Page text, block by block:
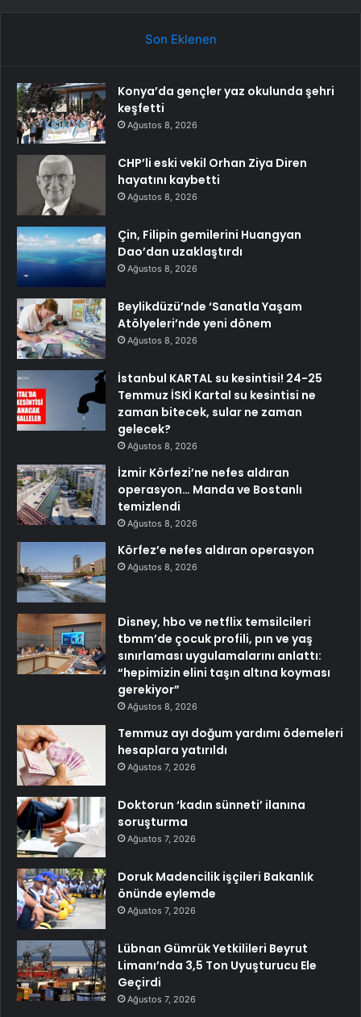
Son Eklenen
Konya’da gençler yaz okulunda şehri
keşfetti
Ağustos 8, 2026
CHP’li eski vekil Orhan Ziya Diren
hayatını kaybetti
Ağustos 8, 2026
Çin, Filipin gemilerini Huangyan
Dao’dan uzaklaştırdı
Ağustos 8, 2026
Beylikdüzü’nde ‘Sanatla Yaşam
Atölyeleri’nde yeni dönem
Ağustos 8, 2026
İstanbul KARTAL su kesintisi! 24-25
Temmuz İSKİ Kartal su kesintisi ne
zaman bitecek, sular ne zaman
gelecek?
Ağustos 8, 2026
İzmir Körfezi’ne nefes aldıran
operasyon… Manda ve Bostanlı
temizlendi
Ağustos 8, 2026
Körfez’e nefes aldıran operasyon
Ağustos 8, 2026
Disney, hbo ve netflix temsilcileri
tbmm’de çocuk profili, pın ve yaş
sınırlaması uygulamalarını anlattı:
“hepimizin elini taşın altına koyması
gerekiyor”
Ağustos 8, 2026
Temmuz ayı doğum yardımı ödemeleri
hesaplara yatırıldı
Ağustos 7, 2026
Doktorun ‘kadın sünneti’ ilanına
soruşturma
Ağustos 7, 2026
Doruk Madencilik işçileri Bakanlık
önünde eylemde
Ağustos 7, 2026
Lübnan Gümrük Yetkilileri Beyrut
Limanı’nda 3,5 Ton Uyuşturucu Ele
Geçirdi
Ağustos 7, 2026